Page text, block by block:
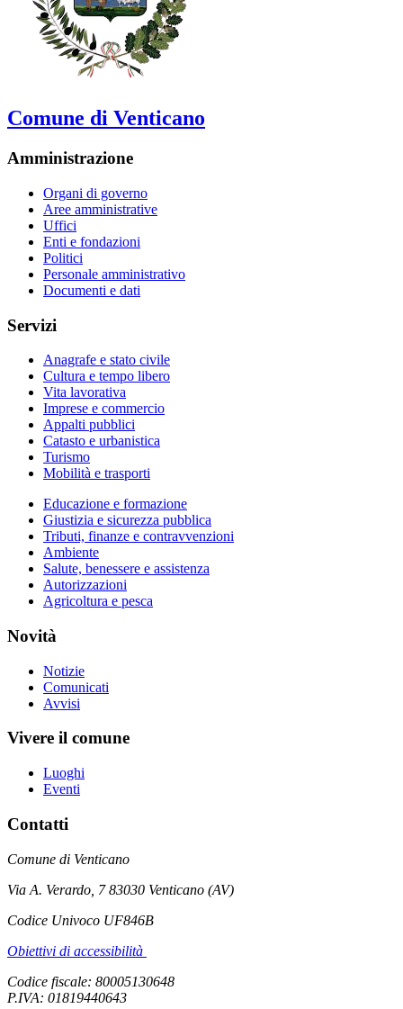
Comune di Venticano
Amministrazione
Organi di governo
Aree amministrative
Uffici
Enti e fondazioni
Politici
Personale amministrativo
Documenti e dati
Servizi
Anagrafe e stato civile
Cultura e tempo libero
Vita lavorativa
Imprese e commercio
Appalti pubblici
Catasto e urbanistica
Turismo
Mobilità e trasporti
Educazione e formazione
Giustizia e sicurezza pubblica
Tributi, finanze e contravvenzioni
Ambiente
Salute, benessere e assistenza
Autorizzazioni
Agricoltura e pesca
Novità
Notizie
Comunicati
Avvisi
Vivere il comune
Luoghi
Eventi
Contatti
Comune di Venticano
Via A. Verardo, 7 83030 Venticano (AV)
Codice Univoco UF846B
Obiettivi di accessibilità
Codice fiscale: 80005130648
P.IVA: 01819440643